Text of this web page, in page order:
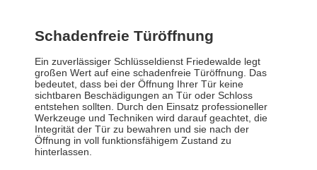
Schadenfreie Türöffnung
Ein zuverlässiger Schlüsseldienst Friedewalde legt
großen Wert auf eine schadenfreie Türöffnung. Das
bedeutet, dass bei der Öffnung Ihrer Tür keine
sichtbaren Beschädigungen an Tür oder Schloss
entstehen sollten. Durch den Einsatz professioneller
Werkzeuge und Techniken wird darauf geachtet, die
Integrität der Tür zu bewahren und sie nach der
Öffnung in voll funktionsfähigem Zustand zu
hinterlassen.